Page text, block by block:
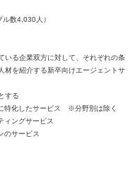
数4,030人）
いる企業双方に対して、それぞれの条
材を紹介する新卒向けエージェントサ
する
特化したサービス ※分野別は除く
ィングサービス
のサービス